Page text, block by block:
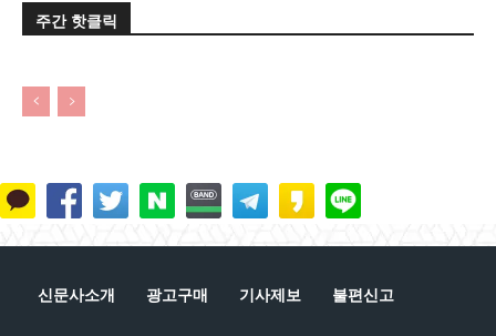
주간 핫클릭
신문사소개 광고구매 기사제보 불편신고